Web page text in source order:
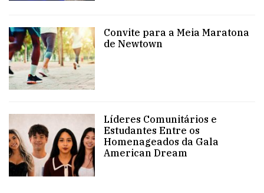
Convite para a Meia Maratona
de Newtown
Líderes Comunitários e
Estudantes Entre os
Homenageados da Gala
American Dream